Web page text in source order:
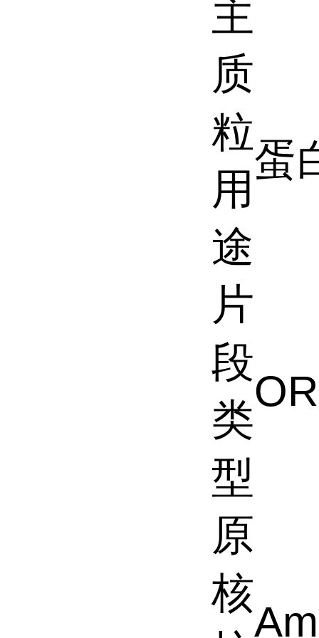
主
质
粒
用
途
蛋
片
段
类
型
原
核